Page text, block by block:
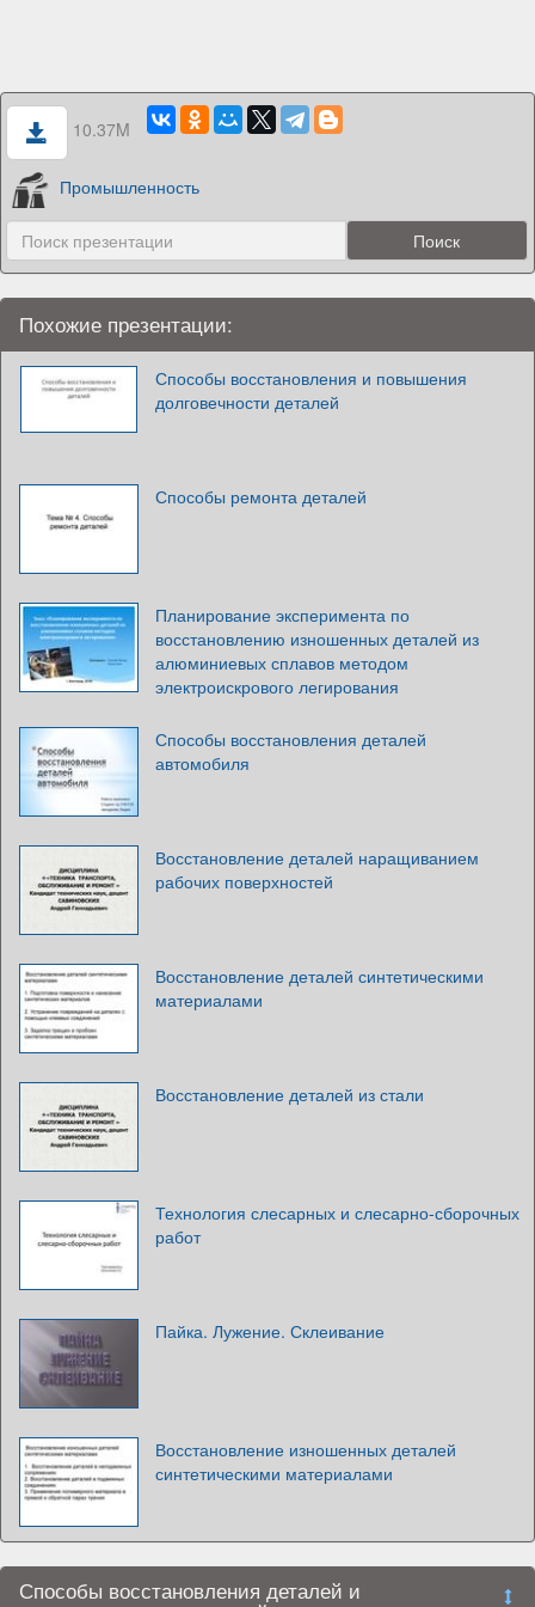
10.37M
Промышленность
Похожие презентации:
Способы восстановления и повышения
долговечности деталей
Способы ремонта деталей
Планирование эксперимента по
восстановлению изношенных деталей из
алюминиевых сплавов методом
электроискрового легирования
Способы восстановления деталей
автомобиля
Восстановление деталей наращиванием
рабочих поверхностей
Восстановление деталей синтетическими
материалами
Восстановление деталей из стали
Технология слесарных и слесарно-сборочных
работ
Пайка. Лужение. Склеивание
Восстановление изношенных деталей
синтетическими материалами
Способы восстановления деталей и